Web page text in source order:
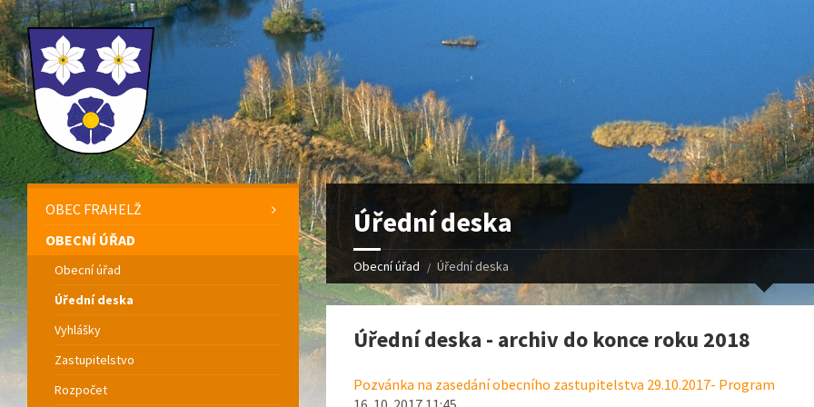
Úřední deska
Obecní úřad Úřední deska
Úřední deska - archiv do konce roku 2018
Pozvánka na zasedání obecního zastupitelstva 29.10.2017- Program
OBEC FRAHELŽ
OBECNÍ ÚŘAD
Obecní úřad
Úřední deska
Vyhlášky
Zastupitelstvo
Rozpočet